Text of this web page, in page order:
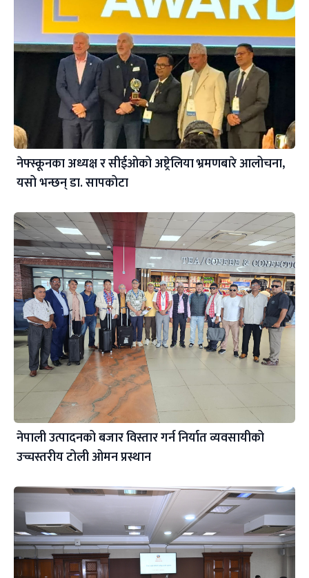
नेफ्स्कूनका अध्यक्ष र सीईओको अष्ट्रेलिया भ्रमणबारे आलोचना,
यसो भन्छन् डा‍. सापकोटा
नेपाली उत्पादनको बजार विस्तार गर्न निर्यात व्यवसायीको
उच्चस्तरीय टोली ओमन प्रस्थान